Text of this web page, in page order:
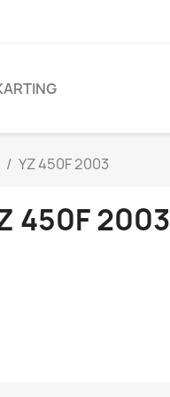
YZ 450F 2003
450F 2003